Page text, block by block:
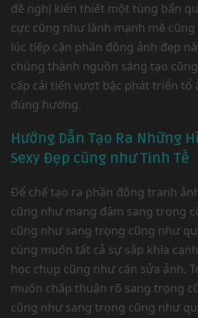
đề nghị kiến thiết một túng bấn
cực cũng như lành mạnh mẽ
lúc tiếp cận phần đông ảnh đẹp
chúng thành nguồn sáng tạo
cấp cải tiến vượt bậc phát triển tổ
đúng hướng.
Hướng Dẫn Tạo Ra Những
Sexy Đẹp cũng như Tinh Tế
Để chế tạo ra phần đông tranh
cũng như mang đậm sang trọng
cũng như sang trọng cũng như
cùng muốn tất cả sự sắp khía
học chụp cũng như căn sửa ảnh.
muốn chấp thuận rõ sang trọng
cũng như sang trọng cũng như